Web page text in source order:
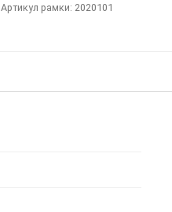
Артикул рамки: 2020101